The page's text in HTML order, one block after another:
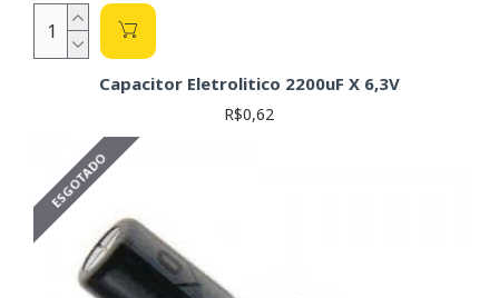
Capacitor Eletrolitico 2200uF X 6,3V
R$0,62
ESGOTADO